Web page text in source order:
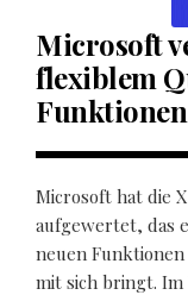
Microsoft
flexiblem
Microsoft hat die
aufgewertet, das
neuen
mit sich bringt. Im